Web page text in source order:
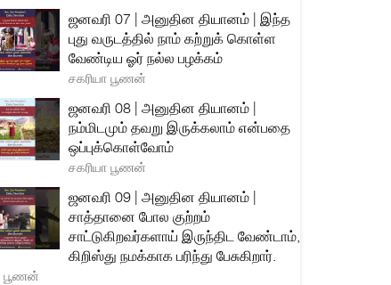
ஜனவரி 07 | அனுதின தியானம் | இந்த
புது வருடத்தில் நாம் கற்றுக் கொள்ள
வேண்டிய ஓர் நல்ல பழக்கம்
சகரியா பூணன்
ஜனவரி 08 | அனுதின தியானம் |
நம்மிடமும் தவறு இருக்கலாம் என்பதை
ஒப்புக்கொள்வோம்
சகரியா பூணன்
ஜனவரி 09 | அனுதின தியானம் |
சாத்தானை போல குற்றம்
சாட்டுகிறவர்களாய் இருந்திட வேண்டாம்,
கிறிஸ்து நமக்காக பரிந்து பேசுகிறார்.
பூணன்